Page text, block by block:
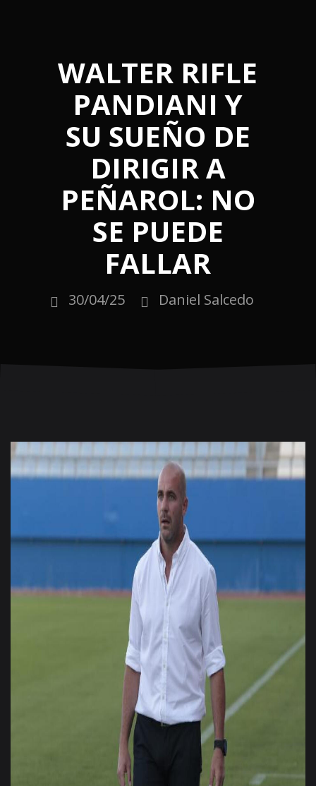
WALTER RIFLE
PANDIANI Y
SU SUEÑO DE
DIRIGIR A
PEÑAROL: NO
SE PUEDE
FALLAR
30/04/25 Daniel Salcedo